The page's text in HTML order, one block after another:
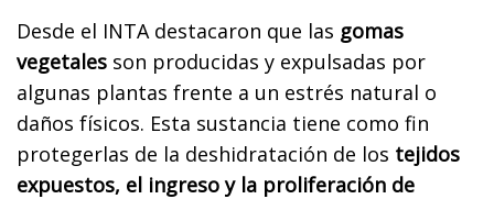
Desde el INTA destacaron que las gomas
vegetales son producidas y expulsadas por
algunas plantas frente a un estrés natural o
daños físicos. Esta sustancia tiene como fin
protegerlas de la deshidratación de los tejidos
expuestos, el ingreso y la proliferación de